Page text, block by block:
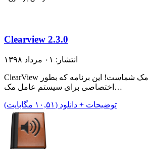
Clearview 2.3.0
انتشار: ۰۱ مرداد ۱۳۹۸
ClearView کتابخانه‌ی جدید مک شماست! این برنامه که بطور
اختصاصی برای سیستم عامل مک…
توضیحات + دانلود (۱۰,۵۱ مگابایت)